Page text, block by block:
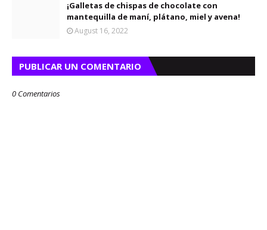
¡Galletas de chispas de chocolate con
mantequilla de maní, plátano, miel y avena!
August 16, 2022
PUBLICAR UN COMENTARIO
0 Comentarios